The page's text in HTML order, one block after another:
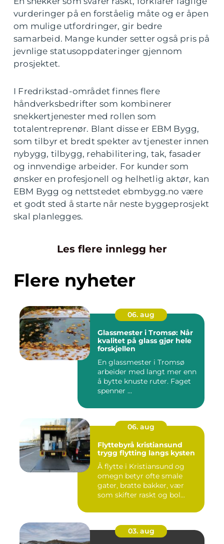
vurderinger på en forståelig måte og er åpen
om mulige utfordringer, gir bedre
samarbeid. Mange kunder setter også pris på
jevnlige statusoppdateringer gjennom
prosjektet.
I Fredrikstad-området finnes flere
håndverksbedrifter som kombinerer
snekkertjenester med rollen som
totalentreprenør. Blant disse er EBM Bygg,
som tilbyr et bredt spekter av tjenester innen
nybygg, tilbygg, rehabilitering, tak, fasader
og innvendige arbeider. For kunder som
ønsker en profesjonell og helhetlig aktør, kan
EBM Bygg og nettstedet ebmbygg.no være
et godt sted å starte når neste byggeprosjekt
skal planlegges.
Les flere innlegg her
Flere nyheter
06. aug
Glassmester i Tromsø: Når
kvalitet på glass gjør hele
forskjellen
En glassmester i Tromsø
arbeider med langt mer enn
å bytte knuste ruter. Faget
spenner ...
06. aug
Flyttebyrå kristiansund
trygg flytting langs kysten
Å flytte i Kristiansund og
omegn betyr ofte smale
gater, bratte bakker, vær
som skifter raskt og bol...
03. aug